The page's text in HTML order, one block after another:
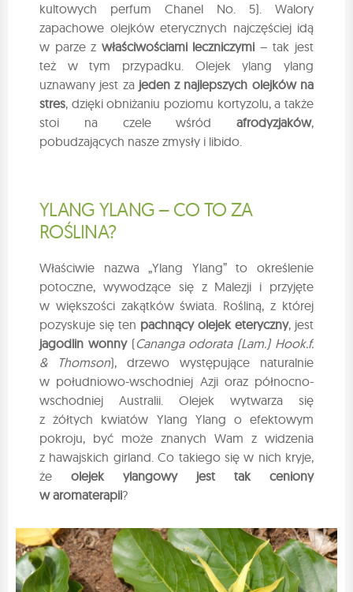
kultowych perfum Chanel No. 5). Walory
zapachowe olejków eterycznych najczęściej idą
w parze z właściwościami leczniczymi – tak jest
też w tym przypadku. Olejek ylang ylang
uznawany jest za jeden z najlepszych olejków na
stres, dzięki obniżaniu poziomu kortyzolu, a także
stoi na czele wśród afrodyzjaków,
pobudzających nasze zmysły i libido.
YLANG YLANG – CO TO ZA
ROŚLINA?
Właściwie nazwa „Ylang Ylang” to określenie
potoczne, wywodzące się z Malezji i przyjęte
w większości zakątków świata. Rośliną, z której
pozyskuje się ten pachnący olejek eteryczny, jest
jagodlin wonny(Cananga odorata (Lam.) Hook.f.
& Thomson), drzewo występujące naturalnie
w południowo-wschodniej Azji oraz północno-
wschodniej Australii. Olejek wytwarza się
z żółtych kwiatów Ylang Ylang o efektowym
pokroju, być może znanych Wam z widzenia
z hawajskich girland. Co takiego się w nich kryje,
że olejek ylangowy jest tak ceniony
w aromaterapii?